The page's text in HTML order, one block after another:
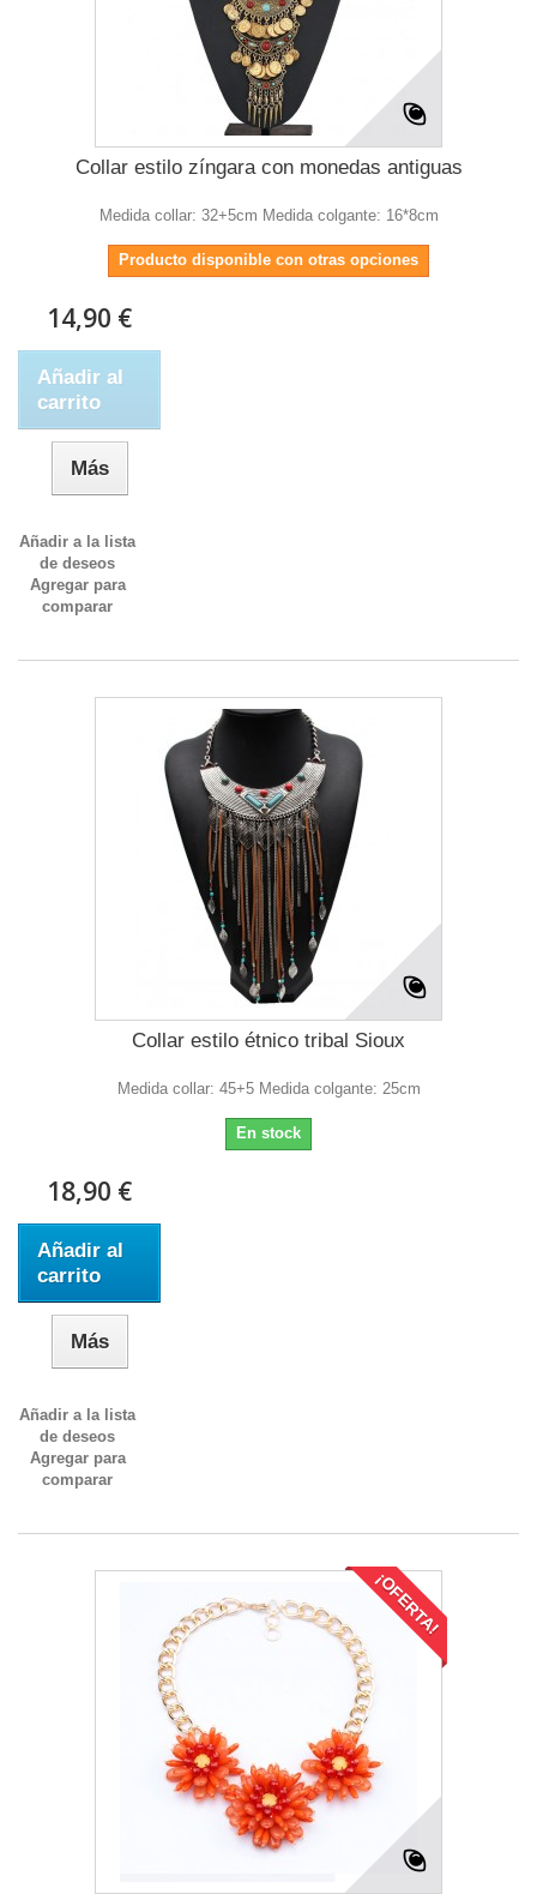
Collar estilo zíngara con monedas antiguas
Medida collar: 32+5cm Medida colgante: 16*8cm
Producto disponible con otras opciones
14,90 €
Añadir al
carrito
Más
Añadir a la lista
de deseos
Agregar para
comparar
Collar estilo étnico tribal Sioux
Medida collar: 45+5 Medida colgante: 25cm
En stock
18,90 €
Añadir al
carrito
Más
Añadir a la lista
de deseos
Agregar para
comparar
¡OFERTA!